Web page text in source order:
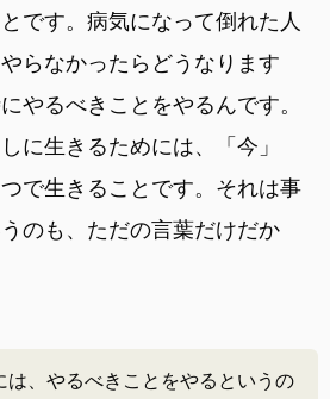
です。病気になって倒れた人
らなかったらどうなります
やるべきことをやるんです。
に生きるためには、「今」
で生きることです。それは事
のも、ただの言葉だけだか
は、やるべきことをやるというの